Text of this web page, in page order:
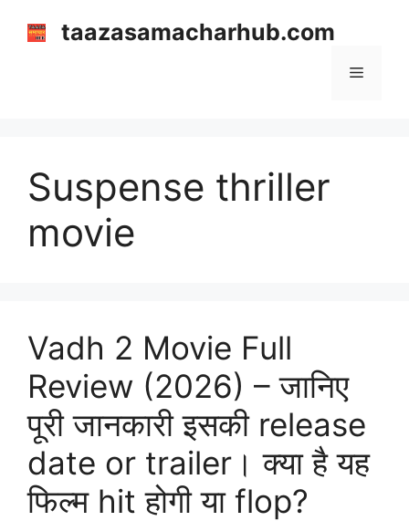
taazasamacharhub.com
Menu
Suspense thriller
movie
Vadh 2 Movie Full
Review (2026) – जानिए
पूरी जानकारी इसकी release
date or trailer। क्या है यह
फिल्म hit होगी या flop?